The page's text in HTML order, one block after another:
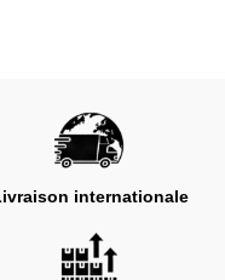
internationale